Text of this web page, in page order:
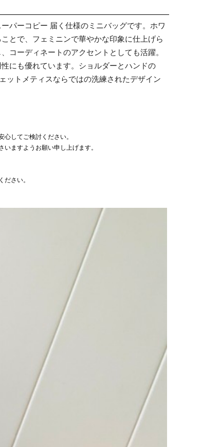
パーコピー 届く仕様のミニバッグです。ホワ
とで、フェミニンで華やかな印象に仕上げら
コーディネートのアクセントとしても活躍。
にも優れています。ショルダーとハンドの
ットメティスならではの洗練されたデザイン
してご検討ください。
ますようお願い申し上げます。
さい。